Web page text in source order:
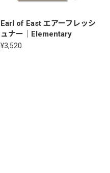
Earl of East エアーフレッシ
ュナー｜Elementary
¥3,520